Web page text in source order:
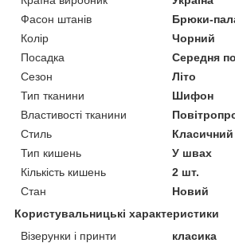
Фасон штанів
Брюки-
Колір
Чорний
Посадка
Середня
Сезон
Літо
Тип тканини
Шифон
Властивості тканини
Стиль
Класичний
Тип кишень
У швах
Кількість кишень
2 шт.
Стан
Новий
Користувальницькі характеристики
Візерунки і принти
класика